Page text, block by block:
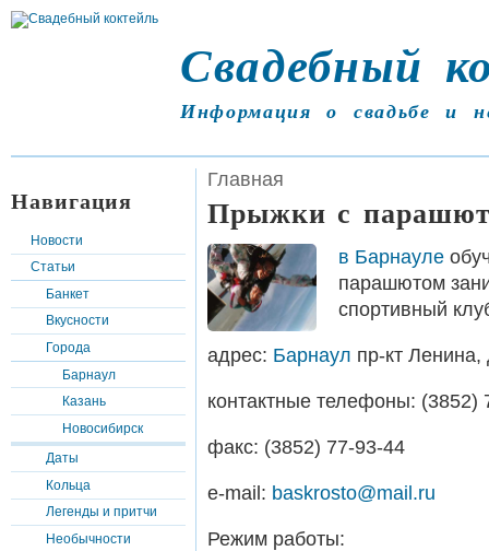
Свадебный
Информация о свадьбе и
Навигация
Новости
Статьи
Банкет
Вкусности
Города
Барнаул
Казань
Новосибирск
Даты
Кольца
Легенды и притчи
Необычности
Главная
Прыжки с
в Барнауле
парашютом
спортивный
адрес: Барнаул пр-кт Ленина,
контактные телефоны:
факс: (3852) 77-93-44
e-mail: baskrosto@mail.ru
Режим работы: